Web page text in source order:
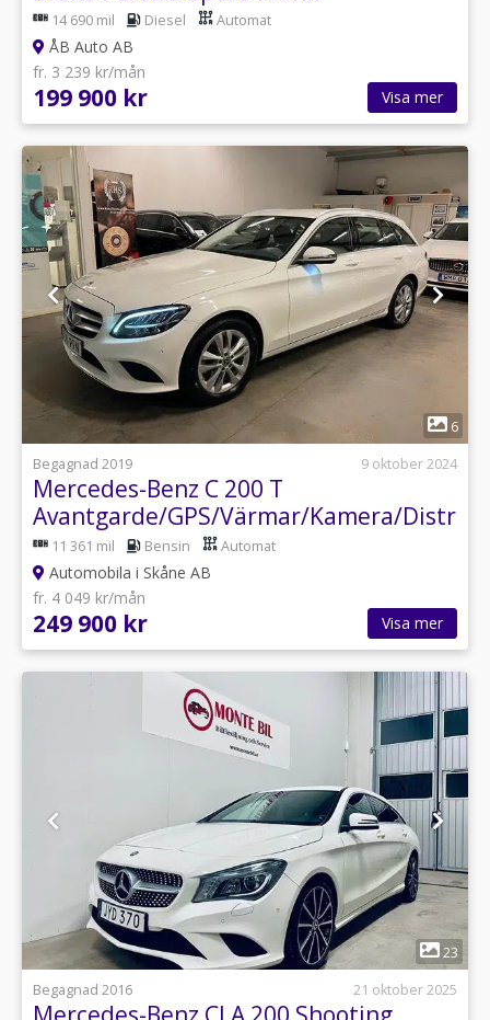
14 690 mil Diesel Automat
ÅB Auto AB
fr. 3 239 kr/mån
199 900 kr Visa mer
6
Begagnad 2019
9 oktober 2024
Mercedes-Benz C 200 T
Avantgarde/GPS/Värmar/Kamera/
11 361 mil Bensin Automat
Automobila i Skåne AB
fr. 4 049 kr/mån
249 900 kr Visa mer
1
23
Begagnad 2016
21 oktober 2025